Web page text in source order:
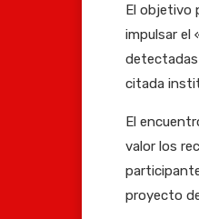
El objetivo
impulsar el
detectadas
citada
El
valor los
proyecto